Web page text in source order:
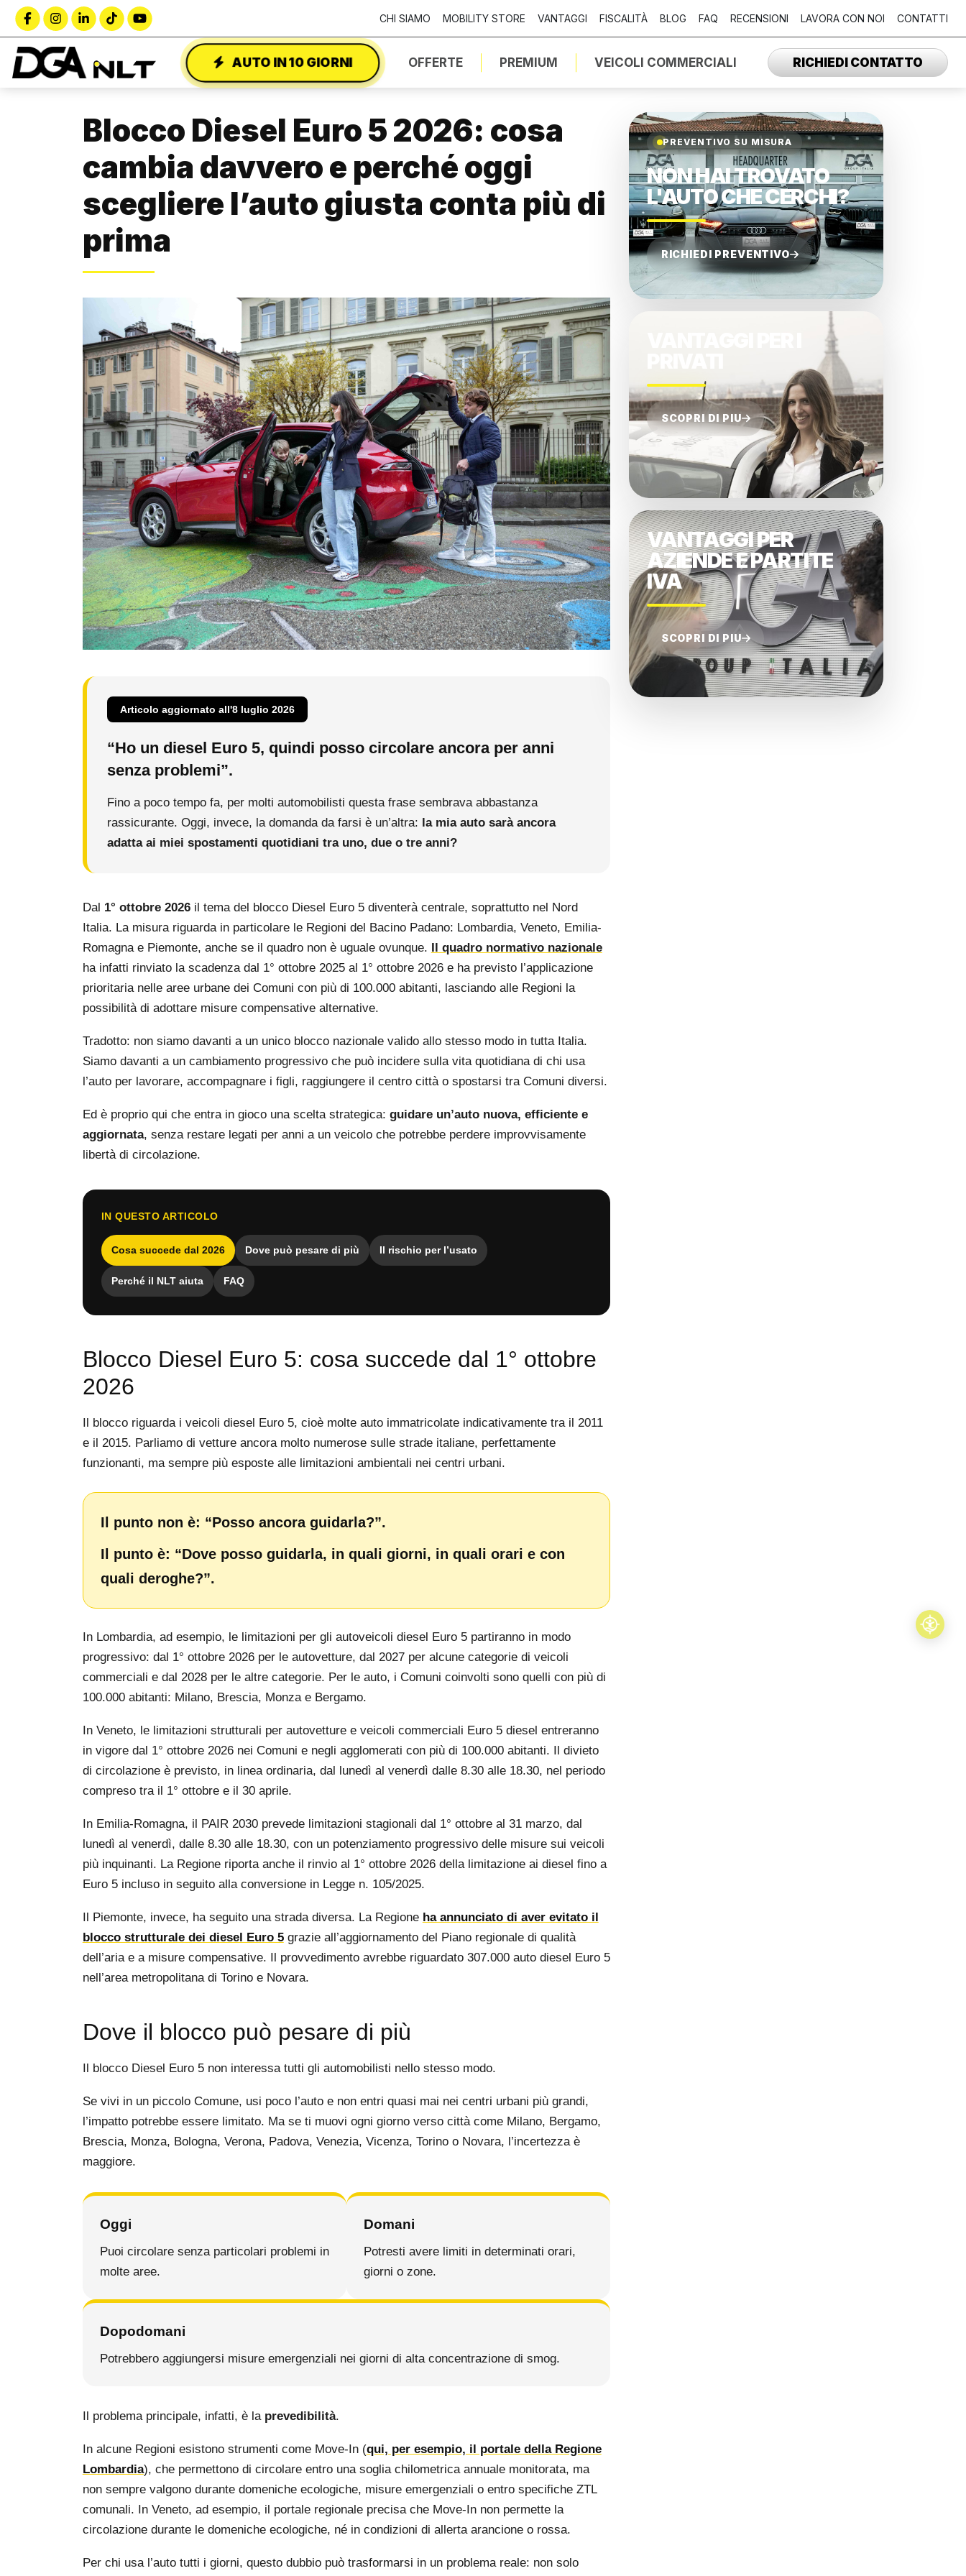
CHI SIAMO MOBILITY STORE VANTAGGI FISCALITÀ BLOG FAQ RECENSIONI LAVORA CON NOI CONTATTI
AUTO IN 10 GIORNI OFFERTE PREMIUM VEICOLI COMMERCIALI RICHIEDI CONTATTO
Blocco Diesel Euro 5 2026: cosa
cambia davvero e perché oggi
scegliere l’auto giusta conta più di
prima
Articolo aggiornato all'8 luglio 2026
“Ho un diesel Euro 5, quindi posso circolare ancora per anni
senza problemi”.
Fino a poco tempo fa, per molti automobilisti questa frase sembrava abbastanza
rassicurante. Oggi, invece, la domanda da farsi è un’altra: la mia auto sarà ancora
adatta ai miei spostamenti quotidiani tra uno, due o tre anni?
Dal 1° ottobre 2026il tema del blocco Diesel Euro 5 diventerà centrale, soprattutto nel Nord
Italia. La misura riguarda in particolare le Regioni del Bacino Padano: Lombardia, Veneto, Emilia-
Romagna e Piemonte, anche se il quadro non è uguale ovunque. Il quadro normativo nazionale
ha infatti rinviato la scadenza dal 1° ottobre 2025 al 1° ottobre 2026 e ha previsto l’applicazione
prioritaria nelle aree urbane dei Comuni con più di 100.000 abitanti, lasciando alle Regioni la
possibilità di adottare misure compensative alternative.
Tradotto: non siamo davanti a un unico blocco nazionale valido allo stesso modo in tutta Italia.
Siamo davanti a un cambiamento progressivo che può incidere sulla vita quotidiana di chi usa
l’auto per lavorare, accompagnare i figli, raggiungere il centro città o spostarsi tra Comuni diversi.
Ed è proprio qui che entra in gioco una scelta strategica: guidare un’auto nuova, efficiente e
aggiornata, senza restare legati per anni a un veicolo che potrebbe perdere improvvisamente
libertà di circolazione.
IN QUESTO ARTICOLO
Cosa succede dal 2026 Dove può pesare di più Il rischio per l’usato
Perché il NLT aiuta FAQ
Blocco Diesel Euro 5: cosa succede dal 1° ottobre
2026
Il blocco riguarda i veicoli diesel Euro 5, cioè molte auto immatricolate indicativamente tra il 2011
e il 2015. Parliamo di vetture ancora molto numerose sulle strade italiane, perfettamente
funzionanti, ma sempre più esposte alle limitazioni ambientali nei centri urbani.
Il punto non è: “Posso ancora guidarla?”.
Il punto è: “Dove posso guidarla, in quali giorni, in quali orari e con
quali deroghe?”.
In Lombardia, ad esempio, le limitazioni per gli autoveicoli diesel Euro 5 partiranno in modo
progressivo: dal 1° ottobre 2026 per le autovetture, dal 2027 per alcune categorie di veicoli
commerciali e dal 2028 per le altre categorie. Per le auto, i Comuni coinvolti sono quelli con più di
100.000 abitanti: Milano, Brescia, Monza e Bergamo.
In Veneto, le limitazioni strutturali per autovetture e veicoli commerciali Euro 5 diesel entreranno
in vigore dal 1° ottobre 2026 nei Comuni e negli agglomerati con più di 100.000 abitanti. Il divieto
di circolazione è previsto, in linea ordinaria, dal lunedì al venerdì dalle 8.30 alle 18.30, nel periodo
compreso tra il 1° ottobre e il 30 aprile.
In Emilia-Romagna, il PAIR 2030 prevede limitazioni stagionali dal 1° ottobre al 31 marzo, dal
lunedì al venerdì, dalle 8.30 alle 18.30, con un potenziamento progressivo delle misure sui veicoli
più inquinanti. La Regione riporta anche il rinvio al 1° ottobre 2026 della limitazione ai diesel fino a
Euro 5 incluso in seguito alla conversione in Legge n. 105/2025.
Il Piemonte, invece, ha seguito una strada diversa. La Regione ha annunciato di aver evitato il
blocco strutturale dei diesel Euro 5grazie all’aggiornamento del Piano regionale di qualità
dell’aria e a misure compensative. Il provvedimento avrebbe riguardato 307.000 auto diesel Euro 5
nell’area metropolitana di Torino e Novara.
Dove il blocco può pesare di più
Il blocco Diesel Euro 5 non interessa tutti gli automobilisti nello stesso modo.
Se vivi in un piccolo Comune, usi poco l’auto e non entri quasi mai nei centri urbani più grandi,
l’impatto potrebbe essere limitato. Ma se ti muovi ogni giorno verso città come Milano, Bergamo,
Brescia, Monza, Bologna, Verona, Padova, Venezia, Vicenza, Torino o Novara, l’incertezza è
maggiore.
Oggi
Puoi circolare senza particolari problemi in
molte aree.
Domani
Potresti avere limiti in determinati orari,
giorni o zone.
Dopodomani
Potrebbero aggiungersi misure emergenziali nei giorni di alta concentrazione di smog.
Il problema principale, infatti, è la prevedibilità.
In alcune Regioni esistono strumenti come Move-In (qui, per esempio, il portale della Regione
Lombardia), che permettono di circolare entro una soglia chilometrica annuale monitorata, ma
non sempre valgono durante domeniche ecologiche, misure emergenziali o entro specifiche ZTL
comunali. In Veneto, ad esempio, il portale regionale precisa che Move-In non permette la
circolazione durante le domeniche ecologiche, né in condizioni di allerta arancione o rossa.
Per chi usa l’auto tutti i giorni, questo dubbio può trasformarsi in un problema reale: non solo
PREVENTIVO SU MISURA
NON HAI TROVATO
L'AUTO CHE CERCHI?
RICHIEDI PREVENTIVO
SCOPRI DI PIU
VANTAGGI PER
AZIENDE E PARTITE
IVA
SCOPRI DI PIU